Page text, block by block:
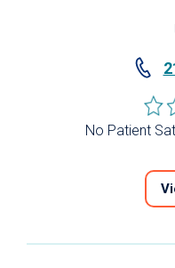
No Patient